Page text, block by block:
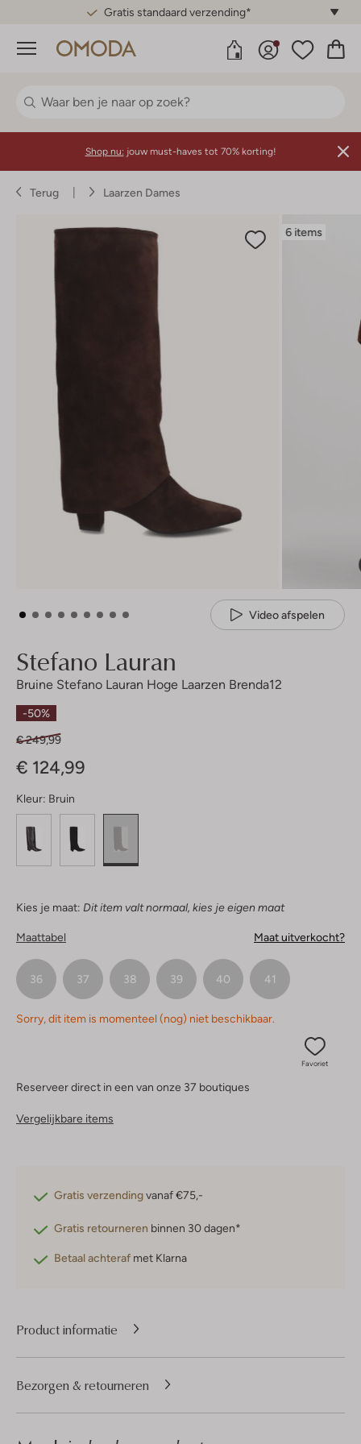
Gratis standaard verzending*
Menu
Shop nu: jouw must-haves tot 70% korting!
Terug Laarzen Dames
6 items
Video afspelen
Stefano Lauran
Bruine Stefano Lauran Hoge Laarzen Brenda12
-50%
€ 249,99
€ 124,99
Kleur: Bruin
Kies je maat: Dit item valt normaal, kies je eigen maat
Maattabel Maat uitverkocht?
36 37 38 39 40 41
Sorry, dit item is momenteel (nog) niet beschikbaar.
Favoriet
Reserveer direct in een van onze 37 boutiques
Vergelijkbare items
Gratis verzendingvanaf €75,-
Gratis retourneren binnen 30 dagen*
Betaal achteraf met Klarna
Product informatie
Bezorgen & retourneren